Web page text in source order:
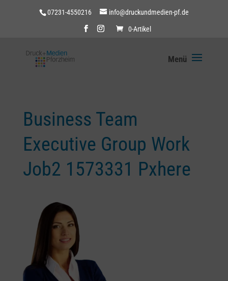
07231-4550216 info@druckundmedien-pf.de
0-Artikel
Business Team
Executive Group Work
Job2 1573331 Pxhere